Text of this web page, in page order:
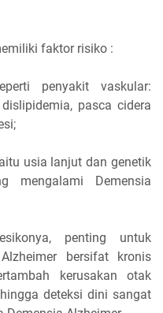
faktor risiko :
penyakit vaskular:
pasca cidera
usia lanjut dan genetik
mengalami Demensia
penting untuk
bersifat kronis
kerusakan otak
deteksi dini sangat